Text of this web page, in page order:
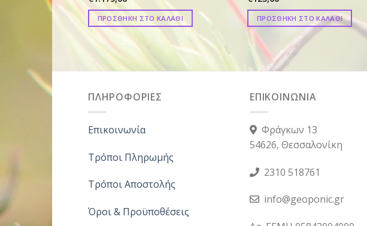
ΠΡΟΣΘΗΚΗ ΣΤΟ ΚΑΛΑΘΙ ΠΡΟΣΘΗΚΗ ΣΤΟ ΚΑΛΑΘΙ
ΠΛΗΡΟΦΟΡΙΕΣ
Επικοινωνία
Τρόποι Πληρωμής
Τρόποι Αποστολής
Όροι & Προϋποθέσεις
ΕΠΙΚΟΙΝΩΝΙΑ
Φράγκων 13
54626, Θεσσαλονίκη
2310 518761
info@geoponic.gr